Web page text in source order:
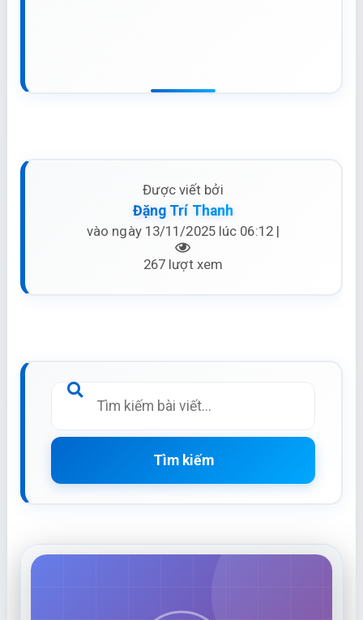
Được viết bởi
Đặng Trí Thanh
vào ngày 13/11/2025 lúc 06:12 |
267 lượt xem
Tìm kiếm